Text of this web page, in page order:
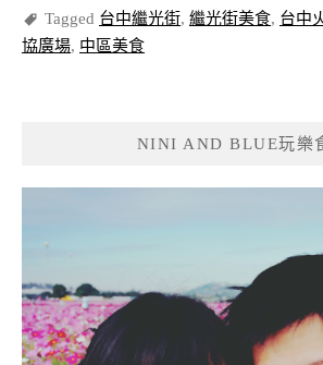
Tagged 台中繼光街, 繼光街美食, 台中
協廣場, 中區美食
NINI AND BLUE玩樂